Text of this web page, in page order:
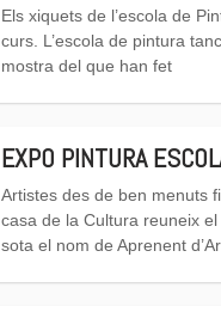
Els xiquets de l’escola de
curs. L’escola de pintura
mostra del que han fet
EXPO PINTURA
Artistes des de ben menuts
casa de la Cultura reuneix
sota el nom de Aprenent